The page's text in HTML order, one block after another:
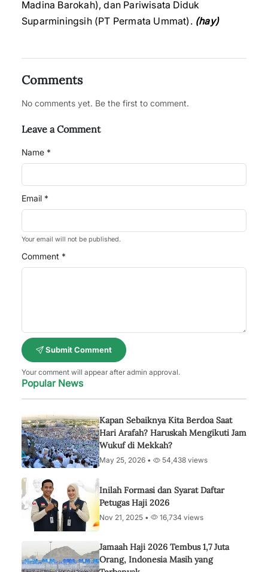
Madina Barokah), dan Pariwisata Diduk
Suparminingsih (PT Permata Ummat). (hay)
Comments
No comments yet. Be the first to comment.
Leave a Comment
Name *
Email *
Your email will not be published.
Comment *
Submit Comment
Your comment will appear after admin approval.
Popular News
Kapan Sebaiknya Kita Berdoa Saat
Hari Arafah? Haruskah Mengikuti Jam
Wukuf di Mekkah?
May 25, 2026 • 54,438 views
Inilah Formasi dan Syarat Daftar
Petugas Haji 2026
Nov 21, 2025 • 16,734 views
Jamaah Haji 2026 Tembus 1,7 Juta
Orang, Indonesia Masih yang